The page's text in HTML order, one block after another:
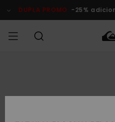
do
DUPLA PROMO -25%
MENINO